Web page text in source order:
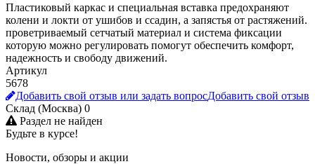
Пластиковый каркас и специальная вставка предохраняют
колени и локти от ушибов и ссадин, а запястья от растяжений.
проветриваемый сетчатый материал и система фиксации
которую можно регулировать помогут обеспечить комфорт,
надежность и свободу движений.
Артикул
5678
Добавить свой отзыв или задать вопросДобавить свой отзыв
Склад (Москва) 0
Раздел не найден
Будьте в курсе!
Новости, обзоры и акции